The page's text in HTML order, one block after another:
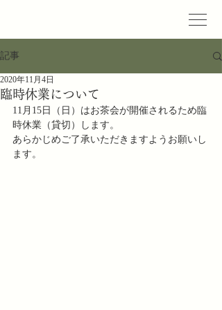
記事
臨時休業について
2020年11月4日
11月15日（日）はお茶会が開催されるため臨
時休業（貸切）します。
あらかじめご了承いただきますようお願いし
ます。